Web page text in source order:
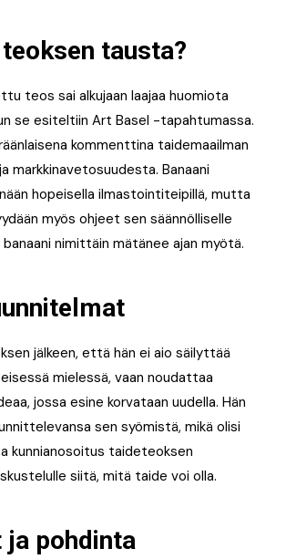
tausta?
teos sai alkujaan laajaa huomiota
se esiteltiin Art Basel -tapahtumassa.
kommenttina taidemaailman
markkinavetosuudesta. Banaani
hopeisella ilmastointiteipillä, mutta
myös ohjeet sen säännölliselle
nimittäin mätänee ajan myötä.
jälkeen, että hän ei aio säilyttää
mielessä, vaan noudattaa
jossa esine korvataan uudella. Hän
sen syömistä, mikä olisi
kunnianosoitus taideteoksen
siitä, mitä taide voi olla.
ja pohdinta